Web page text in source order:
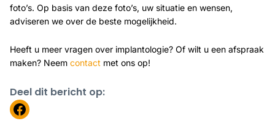
foto’s. Op basis van deze foto’s, uw situatie en wensen,
adviseren we over de beste mogelijkheid.
Heeft u meer vragen over implantologie? Of wilt u een afspraak
maken? Neem contact met ons op!
Deel dit bericht op:
https://www.facebook.com